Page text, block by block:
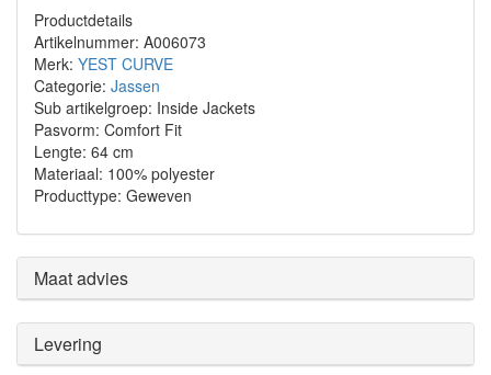
Productdetails
Artikelnummer: A006073
Merk: YEST CURVE
Categorie: Jassen
Sub artikelgroep: Inside Jackets
Pasvorm: Comfort Fit
Lengte: 64 cm
Materiaal: 100% polyester
Producttype: Geweven
Maat advies
Levering